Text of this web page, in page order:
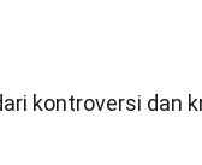
kontroversi dan